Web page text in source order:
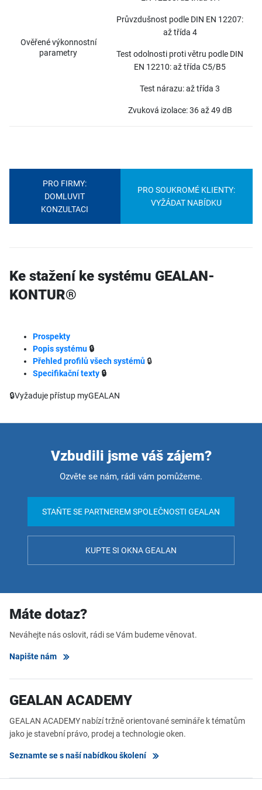
Ověřené výkonnostní
parametry
Průvzdušnost podle DIN EN 12207:
až třída 4
Test odolnosti proti větru podle DIN
EN 12210: až třída C5/B5
Test nárazu: až třída 3
Zvuková izolace: 36 až 49 dB
PRO FIRMY:
DOMLUVIT
KONZULTACI
PRO SOUKROMÉ KLIENTY:
VYŽÁDAT NABÍDKU
Ke stažení ke systému GEALAN-
KONTUR®
Prospekty
Popis systému 🔒
Přehled profilů všech systémů 🔒
Specifikační texty 🔒
🔒Vyžaduje přístup myGEALAN
Vzbudili jsme váš zájem?
Ozvěte se nám, rádi vám pomůžeme.
STAŇTE SE PARTNEREM SPOLEČNOSTI GEALAN
KUPTE SI OKNA GEALAN
Máte dotaz?
Neváhejte nás oslovit, rádi se Vám budeme věnovat.
Napište nám
GEALAN ACADEMY
GEALAN ACADEMY nabízí tržně orientované semináře k tématům
jako je stavební právo, prodej a technologie oken.
Seznamte se s naší nabídkou školení